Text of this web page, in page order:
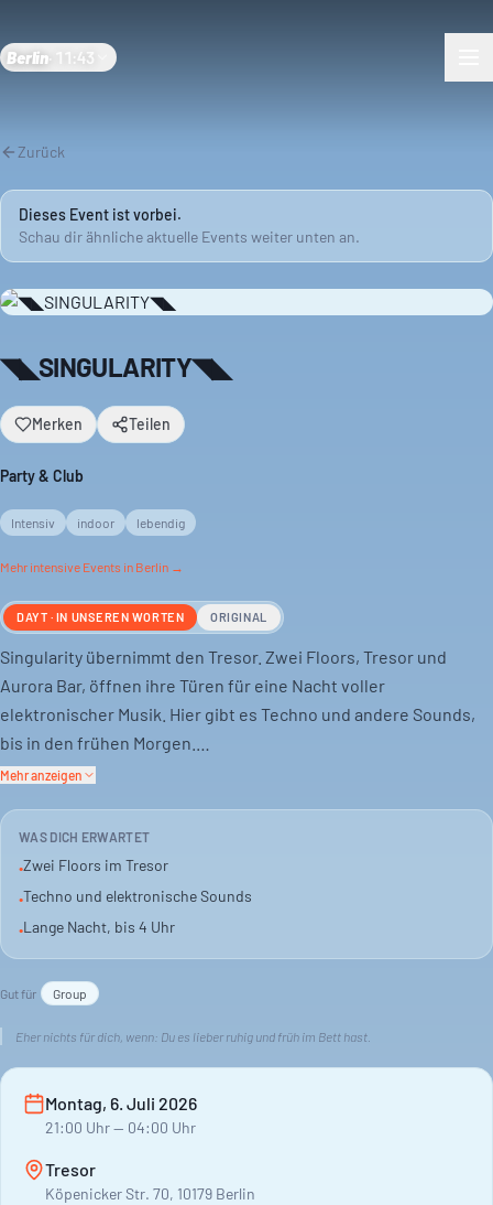
Berlin 11:43
Zurück
Dieses Event ist vorbei.
Schau dir ähnliche aktuelle Events weiter unten an.
◥◣SINGULARITY◥◣
Merken Teilen
Party & Club
Intensiv indoor lebendig
Mehr intensive Events in Berlin →
DAYT · IN UNSEREN WORTEN ORIGINAL
Singularity übernimmt den Tresor. Zwei Floors, Tresor und
Aurora Bar, öffnen ihre Türen für eine Nacht voller
elektronischer Musik. Hier gibt es Techno und andere Sounds,
bis in den frühen Morgen.
Erwarte eine Nacht, die eher rau als sanft ist. Die DJs Beau
Didier, Black Anthem Restore, Aylin Idah und Lola Kay bespielen
den Tresor Floor.
In der Aurora Bar legt Mario Worgall auf. Das Event startet um 21
Mehr anzeigen
WAS DICH ERWARTET
•Zwei Floors im Tresor
•Techno und elektronische Sounds
•Lange Nacht, bis 4 Uhr
Gut für Group
Eher nichts für dich, wenn: Du es lieber ruhig und früh im Bett hast.
Montag, 6. Juli 2026
21:00 Uhr— 04:00 Uhr
Tresor
Köpenicker Str. 70, 10179 Berlin